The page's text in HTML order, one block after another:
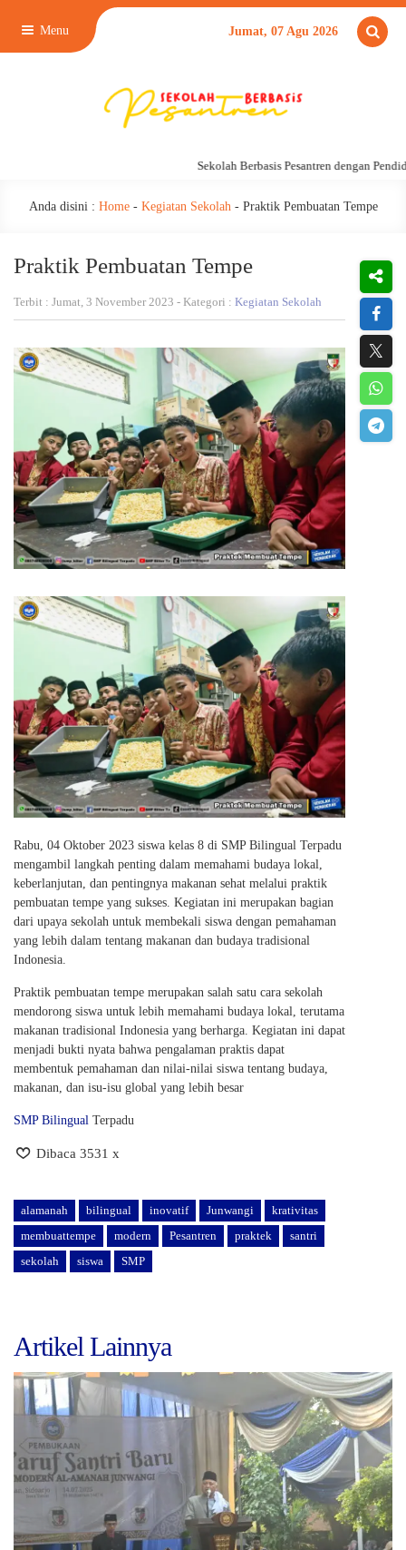
Menu Jumat, 07 Agu 2026
Sekolah Berbasis Pesantren dengan
Anda disini : Home- Kegiatan Sekolah- Praktik Pembuatan Tempe
Praktik Pembuatan Tempe
Terbit : Jumat, 3 November 2023 - Kategori : Kegiatan Sekolah
Rabu, 04 Oktober 2023 siswa kelas 8 di SMP Bilingual Terpadu
mengambil langkah penting dalam memahami budaya lokal,
keberlanjutan, dan pentingnya makanan sehat melalui praktik
pembuatan tempe yang sukses. Kegiatan ini merupakan bagian
dari upaya sekolah untuk membekali siswa dengan pemahaman
yang lebih dalam tentang makanan dan budaya tradisional
Indonesia.
Praktik pembuatan tempe merupakan salah satu cara sekolah
mendorong siswa untuk lebih memahami budaya lokal, terutama
makanan tradisional Indonesia yang berharga. Kegiatan ini dapat
menjadi bukti nyata bahwa pengalaman praktis dapat
membentuk pemahaman dan nilai-nilai siswa tentang budaya,
makanan, dan isu-isu global yang lebih besar
SMP Bilingual Terpadu
Dibaca 3531 x
alamanah bilingual inovatif Junwangi
krativitas
membuattempe
modern Pesantren praktek
santri
sekolah
siswa SMP
Artikel Lainnya